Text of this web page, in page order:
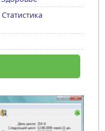
Статистика